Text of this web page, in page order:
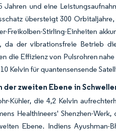
und eine
übersteigt 300
Stirling-Einheiten
der vibrationsfreie Betrieb
die Effizienz von Pulsrohren
Kelvin für quantensensende
zweiten Ebene in
Kühler, die 4,2 Kelvin
Healthineers' Shenzhen-
Ebene. Indiens Ayushman-